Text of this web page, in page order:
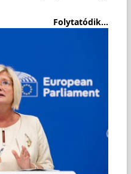
Folytatódik...